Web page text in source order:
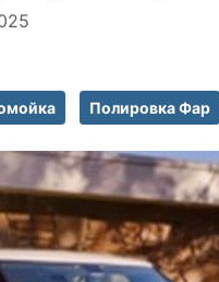
Полировка Фар